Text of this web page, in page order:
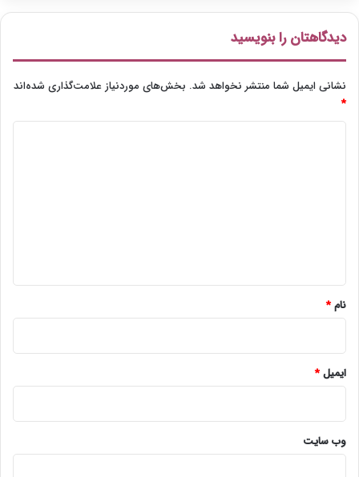
ک
رn
دیدگاهتان را بنویسید
نشانی ایمیل شما منتشر نخواهد شد. بخش‌های موردنیاز علامت‌گذاری شده‌اند
*
نام*
ایمیل*
وب‌ سایت